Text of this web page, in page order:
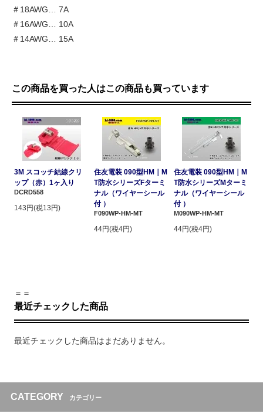
＃18AWG… 7A
＃16AWG… 10A
＃14AWG… 15A
この商品を買った人はこの商品も買っています
3M スコッチ結線クリ
ップ（赤）1ヶ入り
DCRD558
143円(税13円)
住友電装 090型HM｜M
T防水シリーズFターミ
ナル（ワイヤーシール
付 ）
F090WP-HM-MT
44円(税4円)
住友電装 090型HM｜M
T防水シリーズMターミ
ナル（ワイヤーシール
付 ）
M090WP-HM-MT
44円(税4円)
＝＝
最近チェックした商品
最近チェックした商品はまだありません。
CATEGORY カテゴリー